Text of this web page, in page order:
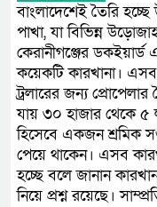
বাংলাদেশেই তৈরি
পাখা, যা বিভিন্ন
কেরানীগঞ্জের ডকইয়ার্ড
কয়েকটি কারখানা।
ট্রলারের জন্য
যায় ৩০ হাজার থেকে ৫
হিসেবে একজন শ্রমিক
পেয়ে থাকেন। এসব
হচ্ছে বলে জানান
নিয়ে প্রশ্ন রয়েছে।